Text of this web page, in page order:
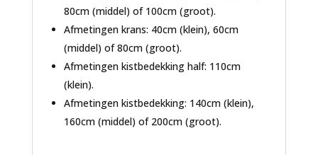
80cm (middel) of 100cm (groot).
Afmetingen krans: 40cm (klein), 60cm
(middel) of 80cm (groot).
Afmetingen kistbedekking half: 110cm
(klein).
Afmetingen kistbedekking: 140cm (klein),
160cm (middel) of 200cm (groot).